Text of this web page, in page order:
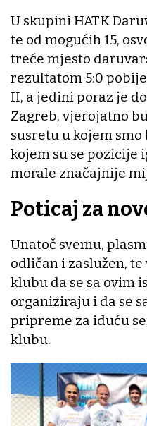
U skupini HATK
te od mogućih 15,
treće mjesto
rezultatom 5:0
II, a jedini poraz je
Zagreb, vjerojatno
susretu u kojem
kojem su se pozicije
morale značajnije
Poticaj za
Unatoč svemu,
odličan i zaslužen,
klubu da se sa ovim
organiziraju i da se
pripreme za iduću
klubu.